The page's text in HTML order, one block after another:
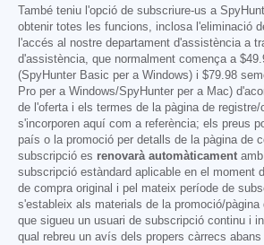
També teniu l'opció de subscriure-us a
obtenir totes les funcions, inclosa l'eliminació
l'accés al nostre departament d'assistència a
d'assistència, que normalment comença a
(SpyHunter Basic per a Windows) i $79.98
Pro per a Windows/SpyHunter per a Mac)
de l'oferta i els termes de la pàgina de registre/
s'incorporen aquí com a referència; els preus
país o la promoció per detalls de la pàgina de
subscripció es renovarà automàticament
subscripció estàndard aplicable en el moment
de compra original i pel mateix període de
s'estableix als materials de la promoció/pàgina
que sigueu un usuari de subscripció continu i
qual rebreu un avís dels propers càrrecs